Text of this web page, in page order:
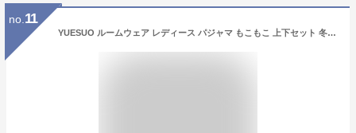
no. 11
YUESUO ルームウェア レディース パジャマ もこもこ 上下セット 冬 セットアップ 暖かい フリース 可愛い 部屋着 長ズボン トップス 2点セット 刺繍ロゴ ふわもこ 防寒 ふわふわ プレゼント ギフト (Free Size, グレー)